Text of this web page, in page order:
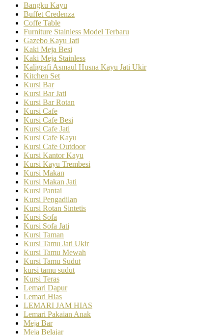
Bangku Kayu
Buffet Credenza
Coffe Table
Furniture Stainless Model Terbaru
Gazebo Kayu Jati
Kaki Meja Besi
Kaki Meja Stainless
Kaligrafi Asmaul Husna Kayu Jati Ukir
Kitchen Set
Kursi Bar
Kursi Bar Jati
Kursi Bar Rotan
Kursi Cafe
Kursi Cafe Besi
Kursi Cafe Jati
Kursi Cafe Kayu
Kursi Cafe Outdoor
Kursi Kantor Kayu
Kursi Kayu Trembesi
Kursi Makan
Kursi Makan Jati
Kursi Pantai
Kursi Pengadilan
Kursi Rotan Sintetis
Kursi Sofa
Kursi Sofa Jati
Kursi Taman
Kursi Tamu Jati Ukir
Kursi Tamu Mewah
Kursi Tamu Sudut
kursi tamu sudut
Kursi Teras
Lemari Dapur
Lemari Hias
LEMARI JAM HIAS
Lemari Pakaian Anak
Meja Bar
Meja Belajar